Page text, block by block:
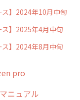
ス】2024年10月中旬
ス】2025年4月中旬
ス】2024年8月中旬
pro
は？
ニュアル